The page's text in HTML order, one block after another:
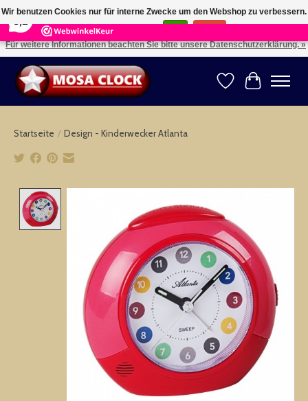
164 Reviews ×
Kies uw taal: NL -- Wählen Sie ihre Sprache: DE -- Choose your language: EN ⇓ ⇒
Wunschzettel
Ihr
Startseite / Design - Kinderwecker Atlanta
Wir benutzen Cookies nur für interne Zwecke um den Webshop zu verbessern.
Ist das in Ordnung?
Für weitere Informationen beachten Sie bitte unsere Datenschutzerklärung. »